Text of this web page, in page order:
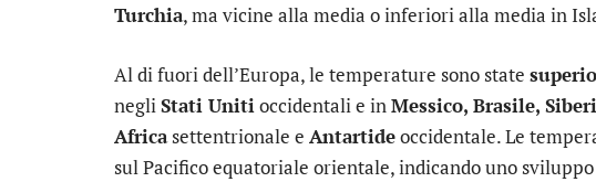
Turchia, ma vicine alla media o inferiori alla media in
Al di fuori dell’Europa, le temperature sono state
negliStati Unitioccidentali e inMessico, Brasile,
Africasettentrionale e Antartideoccidentale. Le
sul Pacifico equatoriale orientale, indicando uno